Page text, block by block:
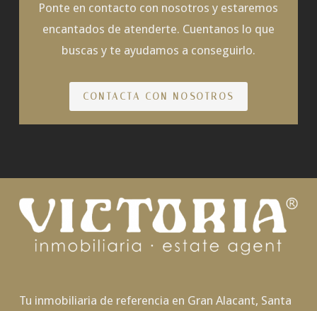
Ponte en contacto con nosotros y estaremos
encantados de atenderte. Cuentanos lo que
buscas y te ayudamos a conseguirlo.
CONTACTA CON NOSOTROS
Tu inmobiliaria de referencia en Gran Alacant, Santa